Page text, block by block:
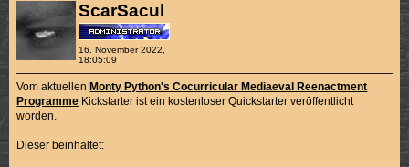
ScarSacul
16. November 2022,
18:05:09
Vom aktuellen Monty Python's Cocurricular Mediaeval Reenactment
Programme Kickstarter ist ein kostenloser Quickstarter veröffentlicht
worden.
Dieser beinhaltet: